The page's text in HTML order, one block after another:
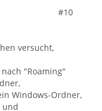
#10
versucht,
"Roaming"
Windows-Ordner,
und